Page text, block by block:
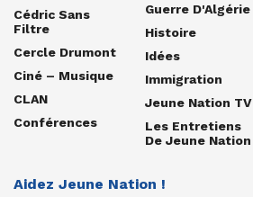
Cédric Sans
Filtre
Cercle Drumont
Ciné – Musique
CLAN
Conférences
Guerre D'Algérie
Histoire
Idées
Immigration
Jeune Nation TV
Les Entretiens
De Jeune Nation
Aidez Jeune Nation !